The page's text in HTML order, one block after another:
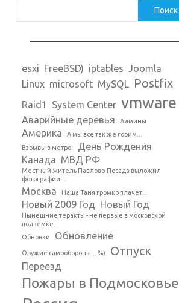
Поиск
esxi FreeBSD) iptables Joomla
Linux microsoft MySQL Postfix
Raid1 System Center vmware
Аварийные деревья Админы
Америка
А мы все так же горим...
Взрывы в метро:
День Рождения
Канада МВД РФ
Местный житель Павлово-Посада выложил
фотографии...
Москва Наша Таня громко плачет...
Новый 2009 Год Новый Год
Нынешние теракты - не первые в московской
подземке.
Обновки
Обновление
Оружие самообороны... %) Отпуск
Переезд
Пожары в Подмосковье